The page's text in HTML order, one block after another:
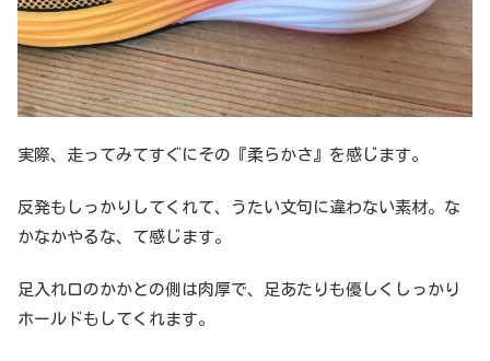
実際、走ってみてすぐにその『柔らかさ』を感じます。
反発もしっかりしてくれて、うたい文句に違わない素材。な
かなかやるな、て感じます。
足入れ口のかかとの側は肉厚で、足あたりも優しくしっかり
ホールドもしてくれます。